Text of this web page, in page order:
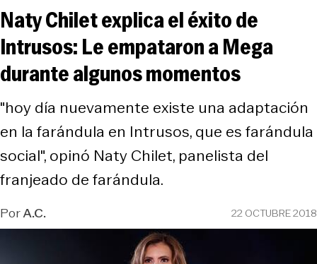
Naty Chilet explica el éxito de
Intrusos: Le empataron a Mega
durante algunos momentos
"hoy día nuevamente existe una adaptación
en la farándula en Intrusos, que es farándula
social", opinó Naty Chilet, panelista del
franjeado de farándula.
PorA.C. 22 OCTUBRE 2018